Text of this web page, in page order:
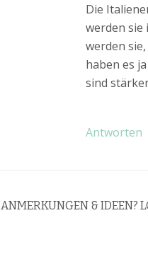
Die
werden sie
werden
haben es
sind
Antworten
ANMERKUNGEN & IDEEN?